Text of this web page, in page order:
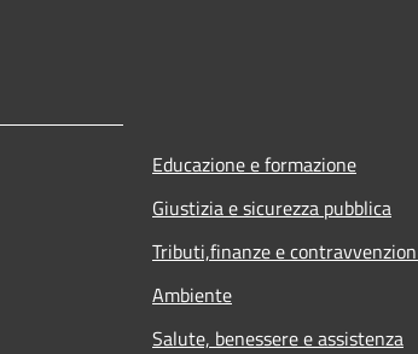
Educazione e formazione
Giustizia e sicurezza pubblica
Tributi,finanze e
Ambiente
Salute, benessere e assistenza